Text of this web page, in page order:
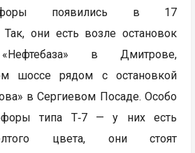
появились в 17
Так, они есть возле остановок
в Дмитрове,
шоссе рядом с остановкой
в Сергиевом Посаде. Особо
типа Т‑7 — у них есть
цвета, они стоят